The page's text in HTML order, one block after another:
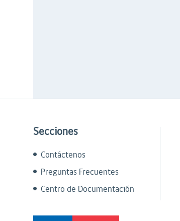
Secciones
Contáctenos
Preguntas Frecuentes
Centro de Documentación